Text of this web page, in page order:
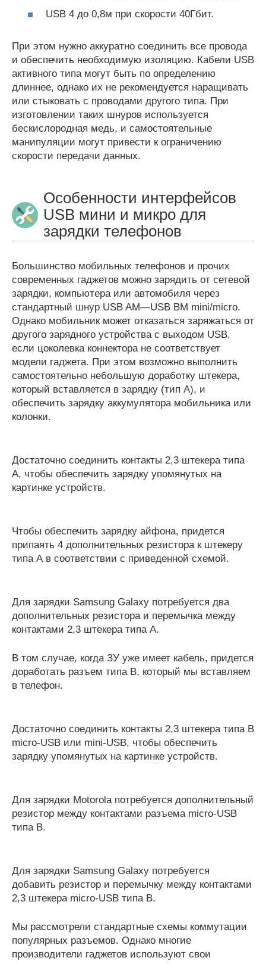
USB 4 до 0,8м при скорости 40Гбит.
При этом нужно аккуратно соединить все провода
и обеспечить необходимую изоляцию. Кабели USB
активного типа могут быть по определению
длиннее, однако их не рекомендуется наращивать
или стыковать с проводами другого типа. При
изготовлении таких шнуров используется
бескислородная медь, и самостоятельные
манипуляции могут привести к ограничению
скорости передачи данных.
Особенности интерфейсов
USB мини и микро для
зарядки телефонов
Большинство мобильных телефонов и прочих
современных гаджетов можно зарядить от сетевой
зарядки, компьютера или автомобиля через
стандартный шнур USB AM—USB BM mini/micro.
Однако мобильник может отказаться заряжаться от
другого зарядного устройства с выходом USB,
если цоколевка коннектора не соответствует
модели гаджета. При этом возможно выполнить
самостоятельно небольшую доработку штекера,
который вставляется в зарядку (тип А), и
обеспечить зарядку аккумулятора мобильника или
колонки.
Достаточно соединить контакты 2,3 штекера типа
А, чтобы обеспечить зарядку упомянутых на
картинке устройств.
Чтобы обеспечить зарядку айфона, придется
припаять 4 дополнительных резистора к штекеру
типа А в соответствии с приведенной схемой.
Для зарядки Samsung Galaxy потребуется два
дополнительных резистора и перемычка между
контактами 2,3 штекера типа А.
В том случае, когда ЗУ уже имеет кабель, придется
доработать разъем типа В, который мы вставляем
в телефон.
Достаточно соединить контакты 2,3 штекера типа В
micro-USB или mini-USB, чтобы обеспечить
зарядку упомянутых на картинке устройств.
Для зарядки Motorola потребуется дополнительный
резистор между контактами разъема micro-USB
типа В.
Для зарядки Samsung Galaxy потребуется
добавить резистор и перемычку между контактами
2,3 штекера micro-USB типа В.
Мы рассмотрели стандартные схемы коммутации
популярных разъемов. Однако многие
производители гаджетов используют свои